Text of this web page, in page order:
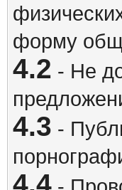
форму
4.2 - Не
4.3 -